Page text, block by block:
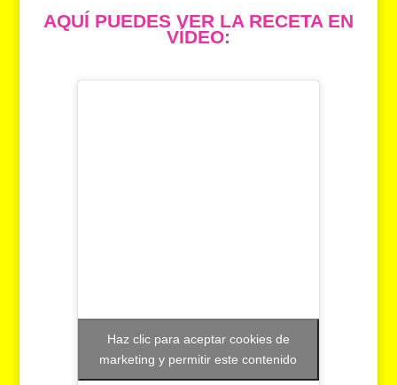
AQUÍ PUEDES VER LA RECETA EN
VÍDEO:
Haz clic para aceptar cookies de
marketing y permitir este contenido